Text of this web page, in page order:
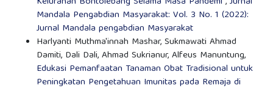
Mandala Pengabdian Masyarakat: Vol. 3 No. 1 (2022):
Jurnal Mandala pengabdian Masyarakat
Harlyanti Muthma'innah Mashar, Sukmawati Ahmad
Damiti, Dali Dali, Ahmad Sukrianur, Alfeus Manuntung,
Edukasi Pemanfaatan Tanaman Obat Tradisional untuk
Peningkatan Pengetahuan Imunitas pada Remaja di